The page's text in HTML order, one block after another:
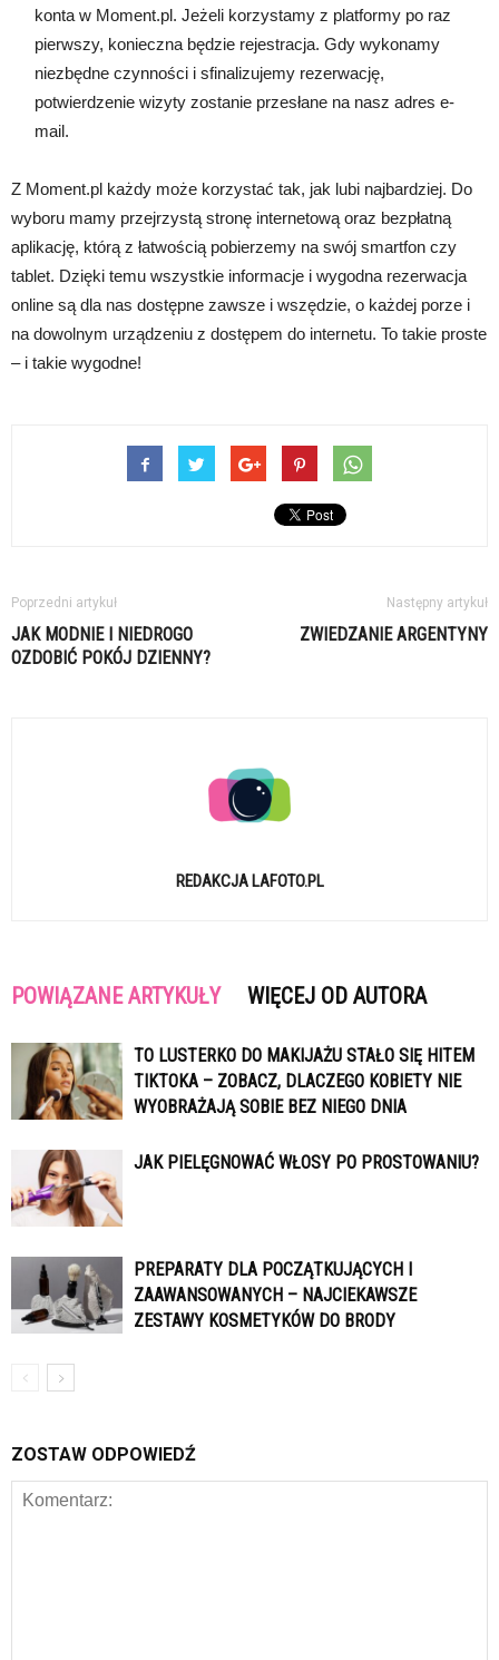
konta w Moment.pl. Jeżeli korzystamy z platformy po raz
pierwszy, konieczna będzie rejestracja. Gdy wykonamy
niezbędne czynności i sfinalizujemy rezerwację,
potwierdzenie wizyty zostanie przesłane na nasz adres e-
mail.
Z Moment.pl każdy może korzystać tak, jak lubi najbardziej. Do
wyboru mamy przejrzystą stronę internetową oraz bezpłatną
aplikację, którą z łatwością pobierzemy na swój smartfon czy
tablet. Dzięki temu wszystkie informacje i wygodna rezerwacja
online są dla nas dostępne zawsze i wszędzie, o każdej porze i
na dowolnym urządzeniu z dostępem do internetu. To takie proste
– i takie wygodne!
Poprzedni artykuł
JAK MODNIE I NIEDROGO
OZDOBIĆ POKÓJ DZIENNY?
Następny artykuł
ZWIEDZANIE ARGENTYNY
REDAKCJA LAFOTO.PL
POWIĄZANE ARTYKUŁY WIĘCEJ OD AUTORA
TO LUSTERKO DO MAKIJAŻU STAŁO SIĘ HITEM
TIKTOKA – ZOBACZ, DLACZEGO KOBIETY NIE
WYOBRAŻAJĄ SOBIE BEZ NIEGO DNIA
JAK PIELĘGNOWAĆ WŁOSY PO PROSTOWANIU?
PREPARATY DLA POCZĄTKUJĄCYCH I
ZAAWANSOWANYCH – NAJCIEKAWSZE
ZESTAWY KOSMETYKÓW DO BRODY
ZOSTAW ODPOWIEDŹ